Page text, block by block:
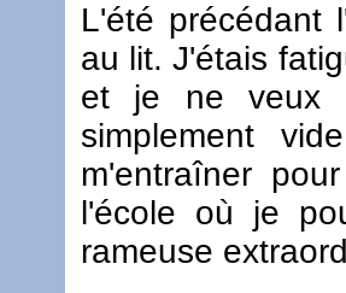
L'été précédant
au lit. J'étais
et je ne veux
simplement
m'entraîner
l'école où je
rameuse